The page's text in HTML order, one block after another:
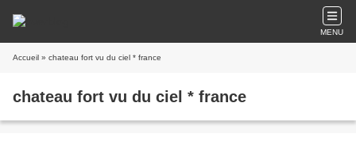
MENU
Accueil » chateau fort vu du ciel * france
chateau fort vu du ciel * france